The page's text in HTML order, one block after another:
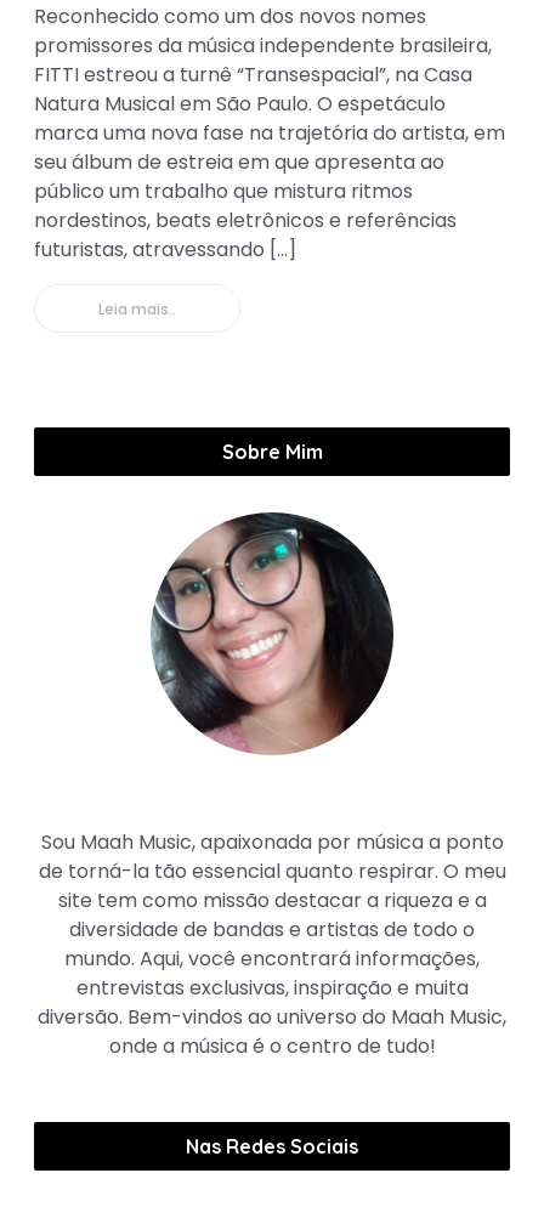
Reconhecido como um dos novos nomes
promissores da música independente brasileira,
FITTI estreou a turnê “Transespacial”, na Casa
Natura Musical em São Paulo. O espetáculo
marca uma nova fase na trajetória do artista, em
seu álbum de estreia em que apresenta ao
público um trabalho que mistura ritmos
nordestinos, beats eletrônicos e referências
futuristas, atravessando […]
Leia mais..
Sobre Mim
Sou Maah Music, apaixonada por música a ponto
de torná-la tão essencial quanto respirar. O meu
site tem como missão destacar a riqueza e a
diversidade de bandas e artistas de todo o
mundo. Aqui, você encontrará informações,
entrevistas exclusivas, inspiração e muita
diversão. Bem-vindos ao universo do Maah Music,
onde a música é o centro de tudo!
Nas Redes Sociais